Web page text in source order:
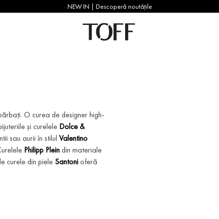
NEW IN | Descoperă noutățile
O curea de designer high-
și curelele Dolce &
sau aurii în stilul Valentino
Philipp Pleindin materiale
curele din piele Santonioferă